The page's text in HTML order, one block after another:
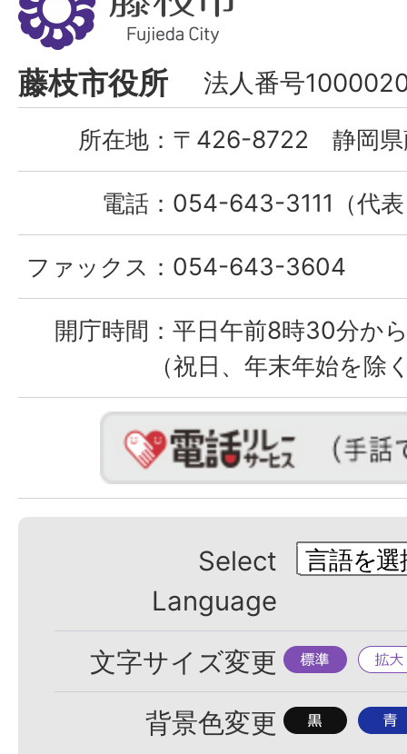
枝
市
Fujieda
City
藤枝市役所 法人番号
所在地： 〒426-8722 静岡県
電話： 054-643-3111（代
ファックス： 054-643-3604
開庁時間： 平日午前8時30分か
（祝日、年末年始を除
Select
Language
文字サイズ変更 標
準
拡
大
背景色変更 背
背